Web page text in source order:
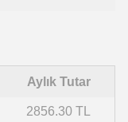
Aylık Tutar
2856.30 TL